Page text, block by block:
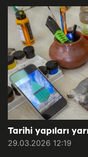
Tarihi yapıları
29.03.2026 12:19